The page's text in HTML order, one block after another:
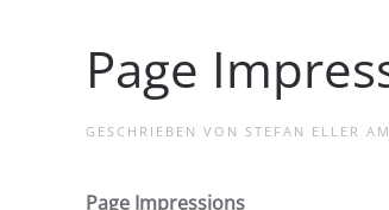
Page
GESCHRIEBEN VON STEFAN ELLER AM
Page Impressions